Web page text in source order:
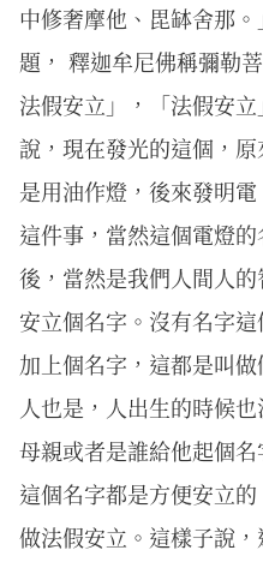
中修奢摩他、毘缽舍那
題， 釋迦牟尼佛稱彌勒
法假安立」，「法假安
說，現在發光的這個，
是用油作燈，後來發明
這件事，當然這個電燈
後，當然是我們人間人
安立個名字。沒有名字
加上個名字，這都是叫
人也是，人出生的時候
母親或者是誰給他起個
這個名字都是方便安立
做法假安立。這樣子說